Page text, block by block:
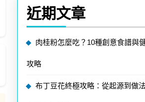
近期文章
肉桂粉怎麼吃？10種創意食譜與
攻略
布丁豆花終極攻略：從起源到做